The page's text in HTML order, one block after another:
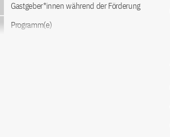
Gastgeber*innen während der Förderung
Programm(e)